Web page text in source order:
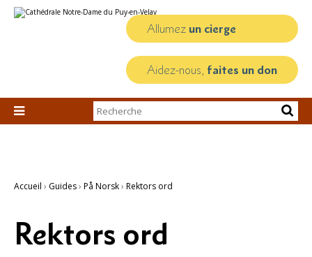
au
personnels
Allumez un cierge
Aidez-nous, faites un don

Chercher par
Recherche
Accueil › Guides› På Norsk› Rektors ord
Rektors ord